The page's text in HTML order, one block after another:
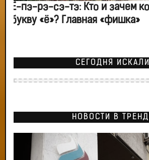
Ё-пэ-рэ-сэ-тэ: Кто и зачем
букву «ё»? Главная «фишка»
СЕГОДНЯ ИСКАЛИ
НОВОСТИ В